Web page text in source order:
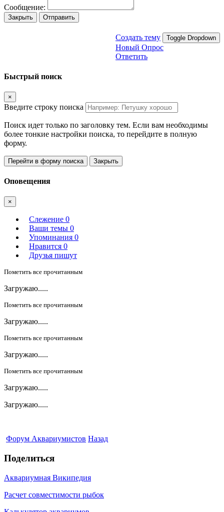
Сообщение:
Закрыть Отправить
Создать тему Toggle Dropdown
Новый Опрос
Ответить
Быстрый поиск
×
Введите строку поиска
Поиск идет только по заголовку тем. Если вам необходимы
более тонкие настройки поиска, то перейдите в полную
форму.
Перейти в форму поиска Закрыть
Оповещения
×
Слежение 0
Ваши темы 0
Упоминания 0
Нравится 0
Друзья пишут
Пометить все прочитанным
Загружаю.....
Пометить все прочитанным
Загружаю.....
Пометить все прочитанным
Загружаю.....
Пометить все прочитанным
Загружаю.....
Загружаю.....
Форум Аквариумистов Назад
Поделиться
Аквариумная Википедия
Расчет совместимости рыбок